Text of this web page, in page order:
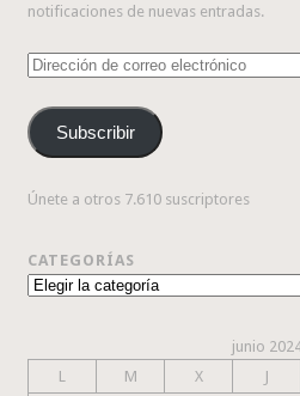
notificaciones de nuevas entradas.
Dirección
correo
electrónico
Subscribir
Únete a otros 7.610 suscriptores
CATEGORÍAS
Categorías
junio
L
M X J